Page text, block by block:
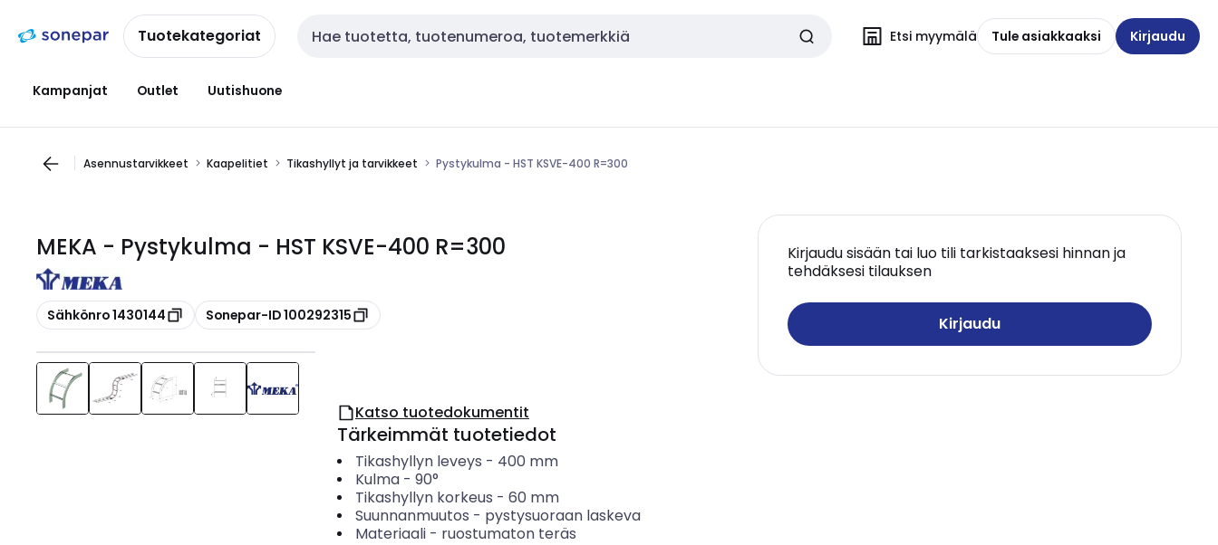
navigointiinsisältöönTuotekategoriat Haku Etsi myymälä Tule asiakkaaksi Kirjaudu
Kampanjat Outlet Uutishuone
Asennustarvikkeet Kaapelitiet Tikashyllyt ja tarvikkeet Pystykulma - HST KSVE-400 R=300
MEKA - Pystykulma - HST KSVE-400 R=300
Kopioi
Sähkönro 1430144 Kopioi
Sonepar-ID 100292315
Kirjaudu sisään tai luo tili tarkistaaksesi hinnan ja
tehdäksesi tilauksen
Kirjaudu
Katso tuotedokumentit
Tärkeimmät tuotetiedot
Tikashyllyn leveys - 400 mm
Kulma- 90°
Tikashyllyn korkeus - 60 mm
Suunnanmuutos - pystysuoraan laskeva
Materiaali- ruostumaton teräs